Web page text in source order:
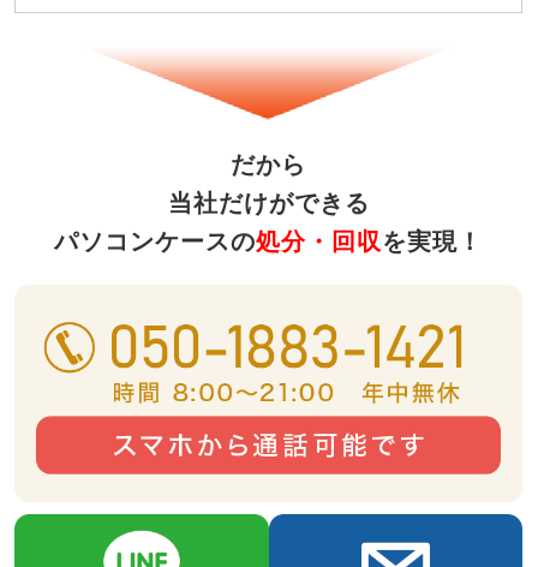
だから
当社だけができる
パソコンケースの処分・回収 を実現！